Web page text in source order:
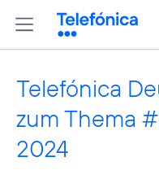
Telefónica
zum Thema
2024